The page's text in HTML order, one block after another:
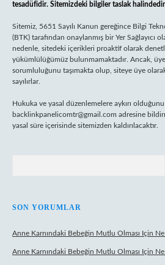
tesadüfidir. Sitemizdeki bilgiler taslak
Sitemiz, 5651 Sayılı Kanun gereğince Bilgi
(BTK) tarafından onaylanmış bir Yer Sağlayıcı
nedenle, sitedeki içerikleri proaktif olarak
yükümlülüğümüz bulunmamaktadır. Ancak,
sorumluluğunu taşımakta olup, siteye üye
sayılırlar.
Hukuka ve yasal düzenlemelere aykırı
backlinkpanelicomtr@gmail.com adresine
yasal süre içerisinde sitemizden kaldırılacaktır.
SON YORUMLAR
Anne Karnındaki Bebeğin Mutlu Olması Için Ne
Anne Karnındaki Bebeğin Mutlu Olması Için Ne